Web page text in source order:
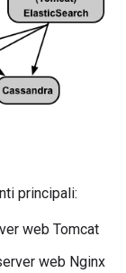
principali:
web Tomcat
web Nginx